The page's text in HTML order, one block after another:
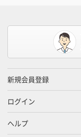
新規会員登録
ログイン
ヘルプ